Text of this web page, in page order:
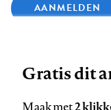
AANMELDEN
Zie onze cookie policy
Gratis dit
Maak met2